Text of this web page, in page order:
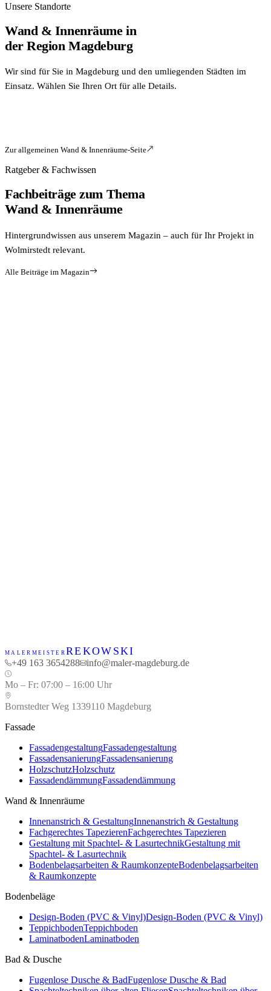
Unsere Standorte
Wand & Innenräumein
der Region Magdeburg
Wir sind für Sie in Magdeburg und den umliegenden Städten im
Einsatz. Wählen Sie Ihren Ort für alle Details.
Zur allgemeinen Wand & Innenräume-Seite
Ratgeber & Fachwissen
Fachbeiträge zum Thema
Wand & Innenräume
Hintergrundwissen aus unserem Magazin – auch für Ihr Projekt in
Wolmirstedt relevant.
Alle Beiträge im Magazin
+49 163 3654288
MALERMEISTER REKOWSKI
+49 163 3654288 info@maler-magdeburg.de
Mo – Fr: 07:00 – 16:00 Uhr
Bornstedter Weg 1339110 Magdeburg
Fassade
FassadengestaltungFassadengestaltung
FassadensanierungFassadensanierung
HolzschutzHolzschutz
FassadendämmungFassadendämmung
Wand & Innenräume
Innenanstrich & GestaltungInnenanstrich & Gestaltung
Fachgerechtes TapezierenFachgerechtes Tapezieren
Gestaltung mit Spachtel- & LasurtechnikGestaltung mit
Spachtel- & Lasurtechnik
Bodenbelagsarbeiten & RaumkonzepteBodenbelagsarbeiten
& Raumkonzepte
Bodenbeläge
Design-Boden (PVC & Vinyl)Design-Boden (PVC & Vinyl)
TeppichbodenTeppichboden
LaminatbodenLaminatboden
Bad & Dusche
Fugenlose Dusche & BadFugenlose Dusche & Bad